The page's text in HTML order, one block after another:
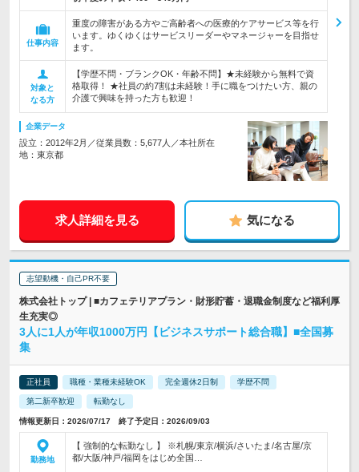
仕事内容
重度の障害がある方やご高齢者への医療的ケアサービス等を行
います。ゆくゆくはサービスリーダーやマネージャーを目指せ
ます。
対象と
なる方
【学歴不問・ブランクOK・年齢不問】★未経験から無料で資
格取得！ ★社員の約7割は未経験！手に職をつけたい方、親の
介護で興味を持った方も歓迎！
企業データ
設立：2012年2月／従業員数：5,677人／本社所在
地：東京都
求人詳細を見る 気になる
志望動機・自己PR不要
株式会社トップ | ■カフェテリアプラン・財形貯蓄・退職金制度など福利厚
生充実◎
3人に1人が年収1000万円【ビジネスサポート総合職】■全国募
集
正社員 職種・業種未経験OK 完全週休2日制 学歴不問
第二新卒歓迎 転勤なし
情報更新日：2026/07/17 終了予定日：2026/09/03
勤務地
【 強制的な転勤なし 】 ※札幌/東京/横浜/さいたま/名古屋/京
都/大阪/神戸/福岡をはじめ全国…